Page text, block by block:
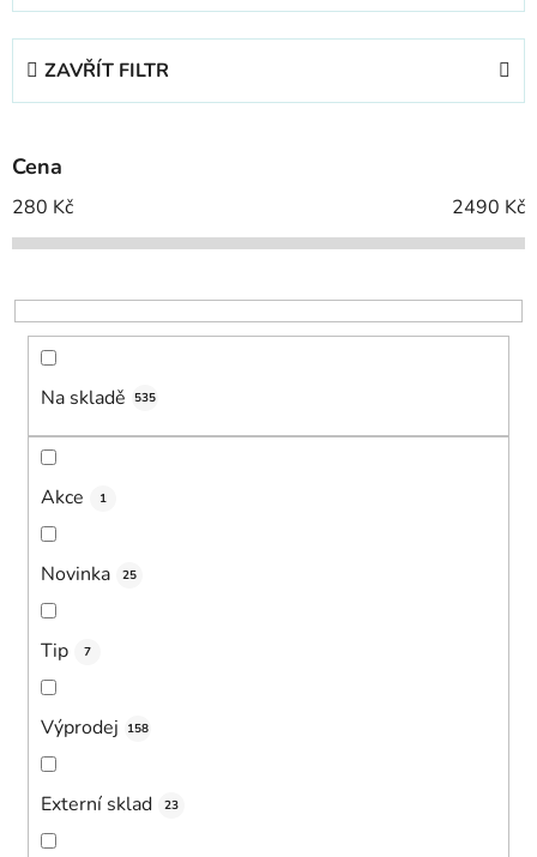
z
p
r
o
d
k
t
ZAVŘÍT FILTR
Cena
280 Kč 2490 Kč
Na skladě 535
Akce 1
Novinka 25
Tip 7
Výprodej 158
Externí sklad 23